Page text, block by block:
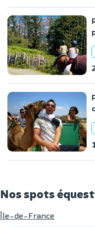
Nos spots
Île-de-France